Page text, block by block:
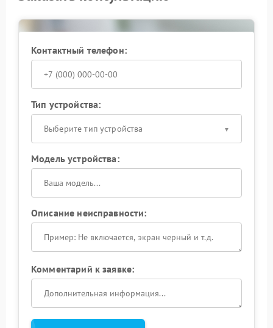
Контактный телефон:
Тип устройства:
Выберите тип устройства
Модель устройства:
Описание неисправности:
Комментарий к заявке: